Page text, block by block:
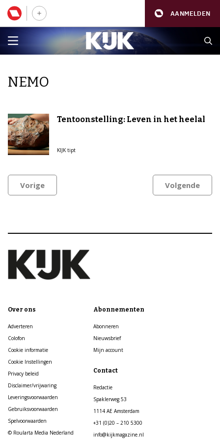
AANMELDEN
NEMO
Tentoonstelling: Leven in het heelal
KIJK tipt
Vorige Volgende
Over ons
Adverteren
Colofon
Cookie informatie
Cookie Instellingen
Privacy beleid
Disclaimer/vrijwaring
Leveringsvoorwaarden
Gebruiksvoorwaarden
Spelvoorwaarden
© Roularta Media Nederland
Abonnementen
Abonneren
Nieuwsbrief
Mijn account
Contact
Redactie
Spaklerweg 53
1114 AE Amsterdam
+31 (0)20 – 210 5300
info@kijkmagazine.nl